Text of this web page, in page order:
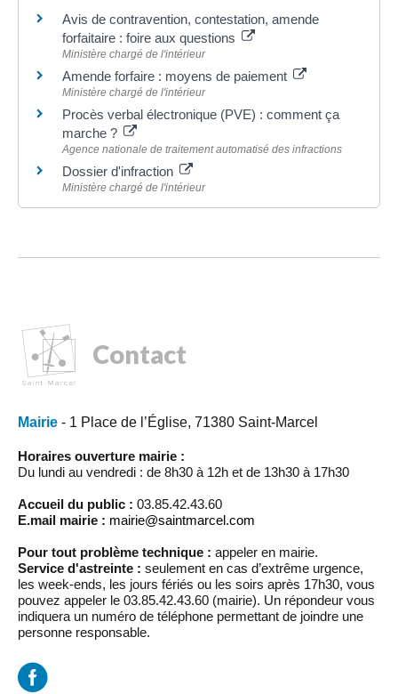
Avis de contravention, contestation, amende
forfaitaire : foire aux questions
Ministère chargé de l'intérieur
Amende forfaire : moyens de paiement
Ministère chargé de l'intérieur
Procès verbal électronique (PVE) : comment ça
marche ?
Agence nationale de traitement automatisé des infractions
Dossier d'infraction
Ministère chargé de l'intérieur
Contact
Mairie - 1 Place de l’Église, 71380 Saint-Marcel
Horaires ouverture mairie :
Du lundi au vendredi : de 8h30 à 12h et de 13h30 à 17h30
Accueil du public : 03.85.42.43.60
E.mail mairie : mairie@saintmarcel.com
Pour tout problème technique : appeler en mairie.
Service d'astreinte : seulement en cas d’extrême urgence,
les week-ends, les jours fériés ou les soirs après 17h30, vous
pouvez appeler le 03.85.42.43.60 (mairie). Un répondeur vous
indiquera un numéro de téléphone permettant de joindre une
personne responsable.